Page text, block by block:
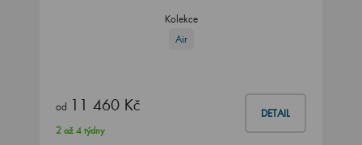
Kolekce
Air
od 11 460 Kč DETAIL
2 až 4 týdny